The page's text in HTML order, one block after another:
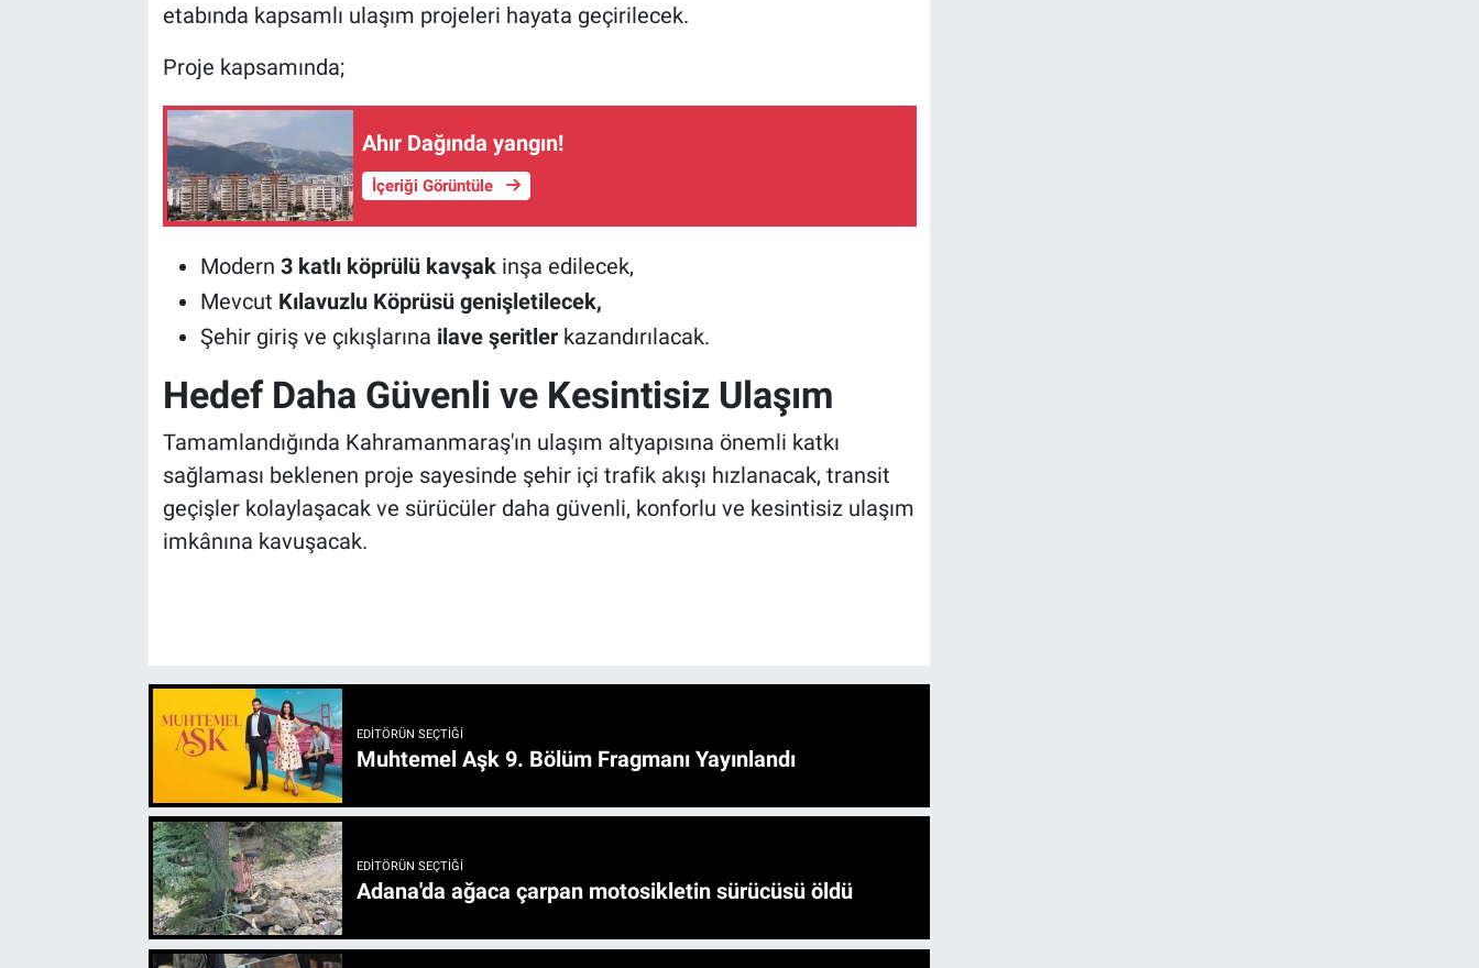
etabında kapsamlı ulaşım projeleri hayata geçirilecek.
Proje kapsamında;
Ahır Dağında yangın!
İçeriği Görüntüle
Modern 3 katlı köprülü kavşakinşa edilecek,
Mevcut Kılavuzlu Köprüsü genişletilecek,
Şehir giriş ve çıkışlarına ilave şeritlerkazandırılacak.
Hedef Daha Güvenli ve Kesintisiz Ulaşım
Tamamlandığında Kahramanmaraş'ın ulaşım altyapısına önemli katkı
sağlaması beklenen proje sayesinde şehir içi trafik akışı hızlanacak, transit
geçişler kolaylaşacak ve sürücüler daha güvenli, konforlu ve kesintisiz ulaşım
imkânına kavuşacak.
EDITÖRÜN SEÇTIĞI
Muhtemel Aşk 9. Bölüm Fragmanı Yayınlandı
EDITÖRÜN SEÇTIĞI
Adana'da ağaca çarpan motosikletin sürücüsü öldü